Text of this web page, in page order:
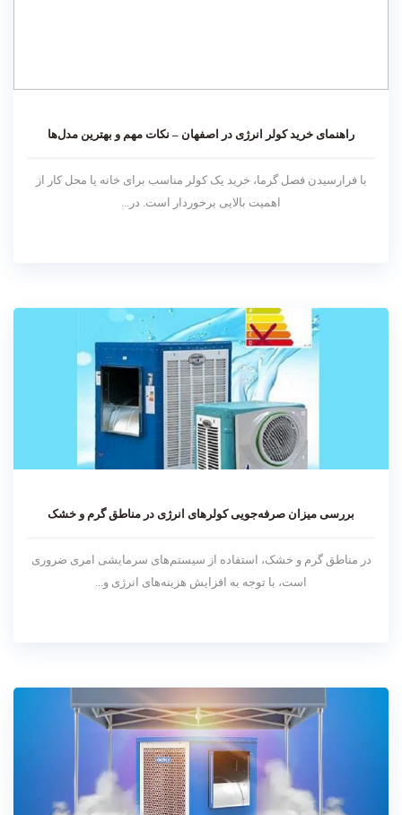
راهنمای خرید کولر انرژی در اصفهان – نکات مهم و بهترین مدل‌ها
با فرارسیدن فصل گرما، خرید یک کولر مناسب برای خانه یا محل کار از
اهمیت بالایی برخوردار است. در...
بررسی میزان صرفه‌جویی کولرهای انرژی در مناطق گرم و خشک
در مناطق گرم و خشک، استفاده از سیستم‌های سرمایشی امری ضروری
است، با توجه به افزایش هزینه‌های انرژی و...